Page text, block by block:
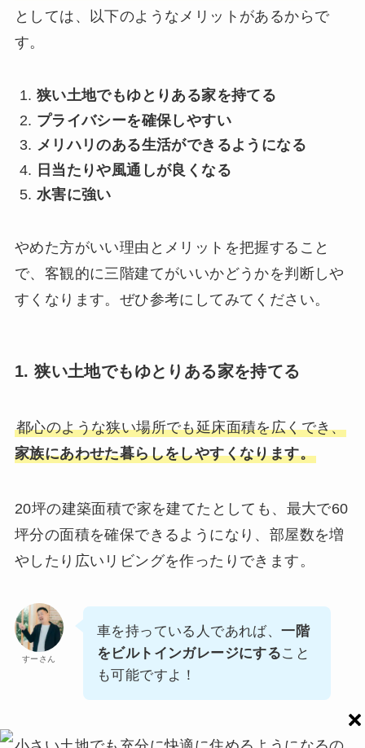
としては、以下のようなメリットがあるからで
す。
狭い土地でもゆとりある家を持てる
プライバシーを確保しやすい
メリハリのある生活ができるようになる
日当たりや風通しが良くなる
水害に強い
やめた方がいい理由とメリットを把握すること
で、客観的に三階建てがいいかどうかを判断しや
すくなります。ぜひ参考にしてみてください。
1. 狭い土地でもゆとりある家を持てる
都心のような狭い場所でも延床面積を広くでき、
家族にあわせた暮らしをしやすくなります。
20坪の建築面積で家を建てたとしても、最大で60
坪分の面積を確保できるようになり、部屋数を増
やしたり広いリビングを作ったりできます。
すーさん
車を持っている人であれば、一階
をビルトインガレージにすること
も可能ですよ！